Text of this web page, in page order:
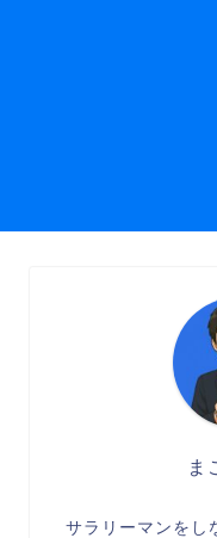
ま
サラリーマンをし